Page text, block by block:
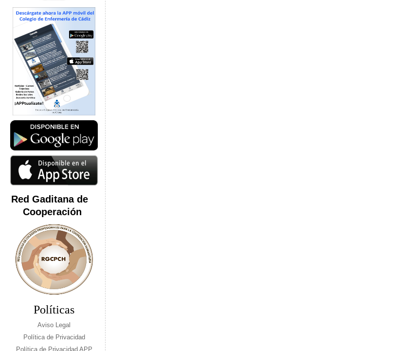
Red Gaditana de
Cooperación
Políticas
Aviso Legal
Política de Privacidad
Política de Privacidad APP